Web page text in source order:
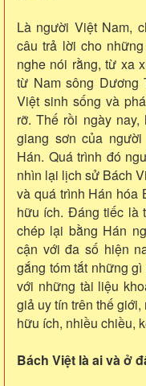
Là người Việt Nam,
câu trả lời cho
nghe nói rằng, từ xa
từ Nam sông Dương
Việt sinh sống và
rỡ. Thế rồi ngày
giang sơn của
Hán. Quá trình đó
nhìn lại lịch sử Bách
và quá trình Hán hóa
hữu ích. Đáng tiếc là
chép lại bằng Hán
cận với đa số hiện
gắng tóm tắt những
với những tài liệu
giả uy tín trên thế
hữu ích, nhiều chiều,
Bách Việt là ai và ở